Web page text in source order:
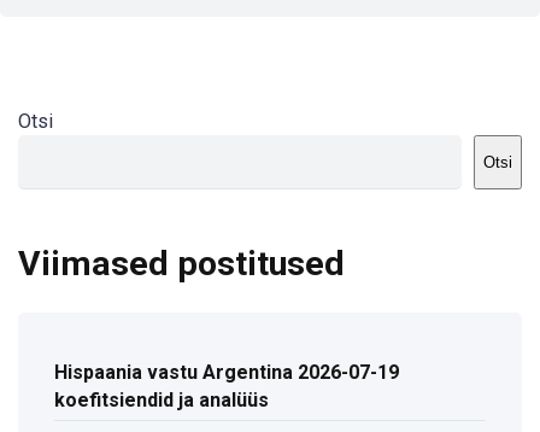
Otsi
Otsi
Viimased postitused
Hispaania vastu Argentina 2026-07-19
koefitsiendid ja analüüs